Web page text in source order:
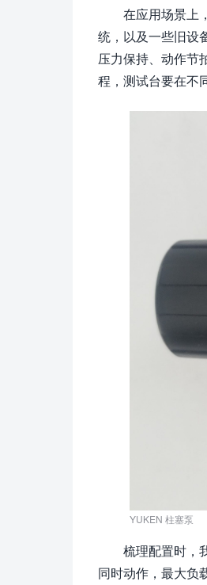
在应用场景上
统，以及一些旧设
压力保持、动作节
程，测试台要在不
YUKEN 柱塞泵
梳理配置时，
同时动作，最大负